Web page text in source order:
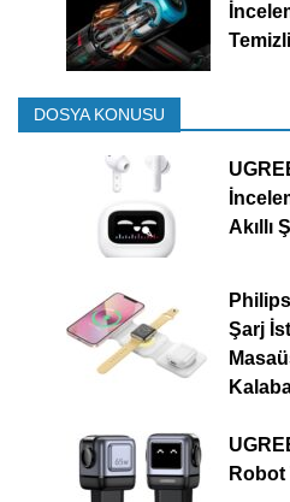
DOSYA KONUSU
Akıllı
Şarj
Robot